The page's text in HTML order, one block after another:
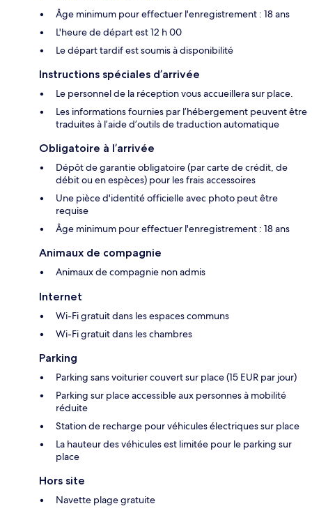
Âge minimum pour effectuer l'enregistrement : 18 ans
L'heure de départ est 12 h 00
Le départ tardif est soumis à disponibilité
Instructions spéciales d’arrivée
Le personnel de la réception vous accueillera sur place.
Les informations fournies par l’hébergement peuvent être
traduites à l’aide d’outils de traduction automatique
Obligatoire à l’arrivée
Dépôt de garantie obligatoire (par carte de crédit, de
débit ou en espèces) pour les frais accessoires
Une pièce d'identité officielle avec photo peut être
requise
Âge minimum pour effectuer l'enregistrement : 18 ans
Animaux de compagnie
Animaux de compagnie non admis
Internet
Wi-Fi gratuit dans les espaces communs
Wi-Fi gratuit dans les chambres
Parking
Parking sans voiturier couvert sur place (15 EUR par jour)
Parking sur place accessible aux personnes à mobilité
réduite
Station de recharge pour véhicules électriques sur place
La hauteur des véhicules est limitée pour le parking sur
place
Hors site
Navette plage gratuite